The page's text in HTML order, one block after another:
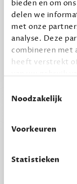
bieden en om
delen we
met onze
analyse. Deze
combineren met
heeft verstrekt
grondslag
wordt verwerkt.
Noodzakelijk
Voorkeuren
Statistieken
Alles van
Word een
per jaar
Vooraf een